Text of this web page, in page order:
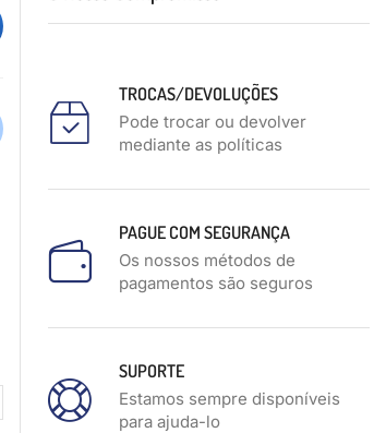
TROCAS/DEVOLUÇÕES
Pode trocar ou devolver
mediante as políticas
PAGUE COM SEGURANÇA
Os nossos métodos de
pagamentos são seguros
SUPORTE
Estamos sempre disponíveis
para ajuda-lo